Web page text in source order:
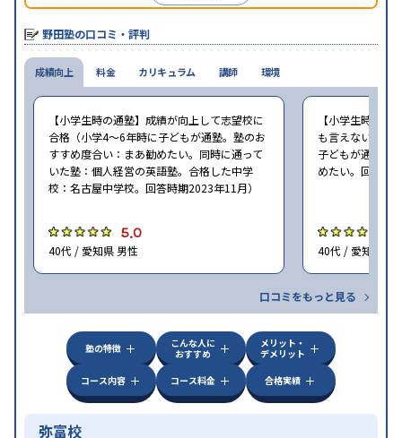
野田塾の口コミ・評判
成績向上
【小学生時の通塾】成績が向上して志望校に
合格（小学4〜6年時に子どもが通塾。塾のお
すすめ度合い：まあ勧めたい。同時に通って
いた塾：個人経営の英語塾。合格した中学
校：名古屋中学校。回答時期2023年11月）
5.0
40代 / 愛知県 男性
【小学生時の通
も言えないが、
子どもが通塾。
めたい。回答時
40代 / 愛知県 女
口コミをもっと見る
料金 カリキュラム 講師 環境
塾の特徴
こんな人に
おすすめ
メリット・
デメリット
コース内容
コース料金 合格実績
弥富校